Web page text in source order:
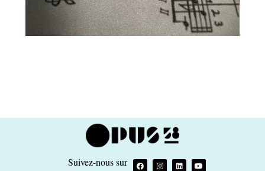
Suivez-nous sur